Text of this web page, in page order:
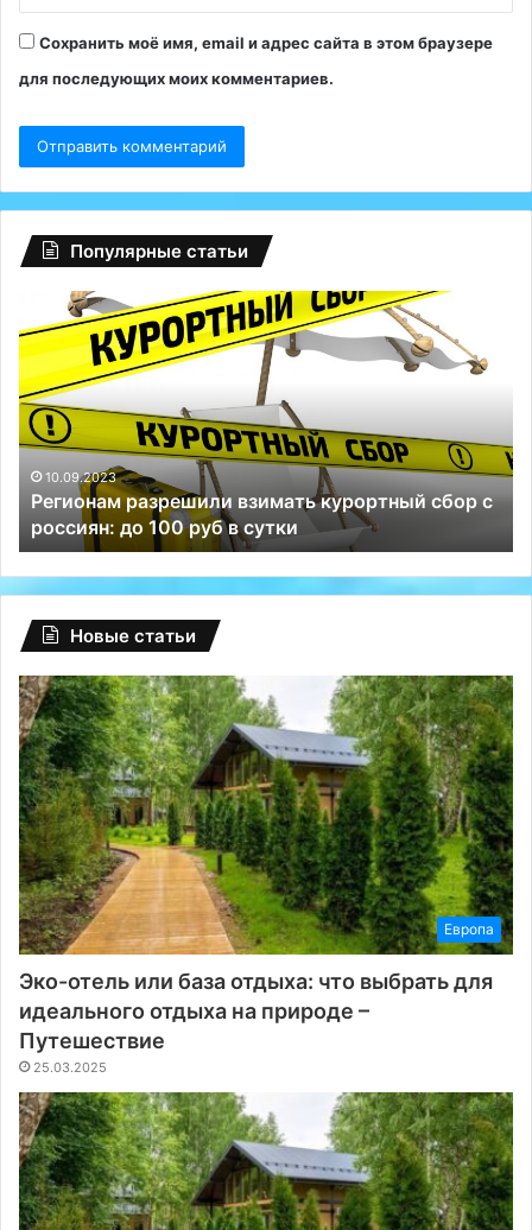
Сохранить моё имя, email и адрес сайта в этом браузере
для последующих моих комментариев.
Популярные статьи
Глобальный
сбой
на
Facebook:
туриндустрию
РФ
спасли
Телеграм
ВКонтакте
10.09.2023
Глобальный сбой на Facebook: туриндустрию РФ
спасли Телеграм и ВКонтакте
Новые статьи
Европа
Эко-отель или база отдыха: что выбрать для
идеального отдыха на природе –
Путешествие
25.03.2025